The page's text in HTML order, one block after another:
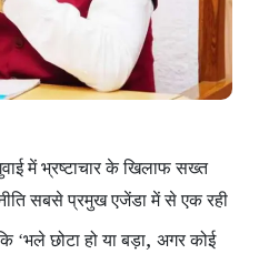
में भ्रष्टाचार के खिलाफ सख्त
नीति सबसे प्रमुख एजेंडा में से एक रही
‘भले छोटा हो या बड़ा, अगर कोई